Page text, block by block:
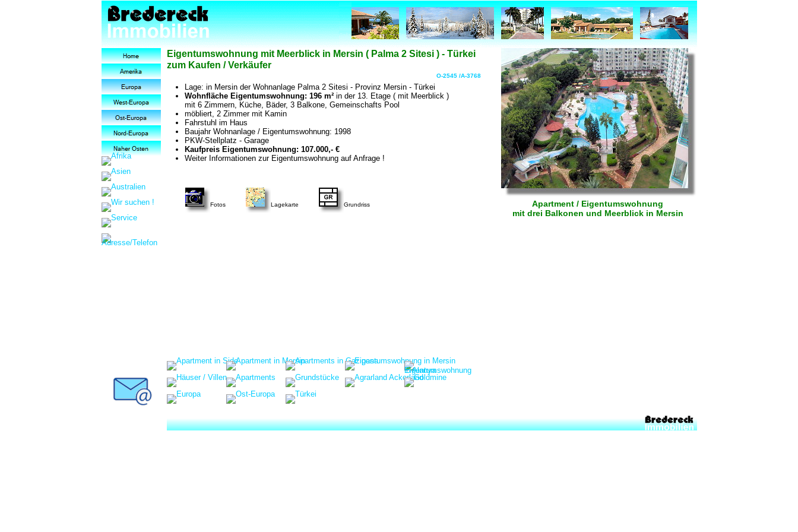
Eigentumswohnung mit Meerblick in Mersin ( Palma 2 Sitesi ) - Türkei
zum Kaufen / Verkäufer
O-2545 /A-3768
Fotos Lagekarte
Lage: in Mersin der Wohnanlage Palma 2 Sitesi - Provinz Mersin - Türkei
Wohnfläche Eigentumswohnung: 196 m²in der 13. Etage ( mit Meerblick )
mit 6 Zimmern, Küche, Bäder, 3 Balkone, Gemeinschafts Pool
möbliert, 2 Zimmer mit Kamin
Fahrstuhl im Haus
Baujahr Wohnanlage / Eigentumswohnung: 1998
PKW-Stellplatz - Garage
Kaufpreis Eigentumswohnung: 107.000,- €
Weiter Informationen zur Eigentumswohnung auf Anfrage !
Apartment / Eigentumswohnung
mit drei Balkonen und Meerblick in Mersin
Grundriss